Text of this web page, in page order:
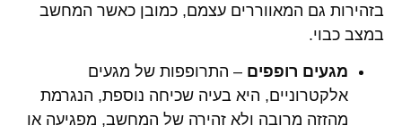
בזהירות גם המאווררים עצמם, כמובן כאשר המחשב
במצב כבוי.
מגעים רופפים – התרופפות של מגעים
אלקטרוניים, היא בעיה שכיחה נוספת, הנגרמת
מהזזה מרובה ולא זהירה של המחשב, מפגיעה או